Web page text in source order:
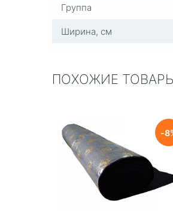
Группа
Ширина, см
ПОХОЖИЕ
8